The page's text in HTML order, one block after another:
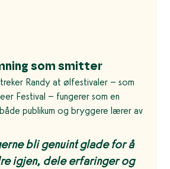
som smitter
Randy at ølfestivaler – som
Festival – fungerer som en
både publikum og bryggere lærer av
bli genuint glade for å
igjen, dele erfaringer og